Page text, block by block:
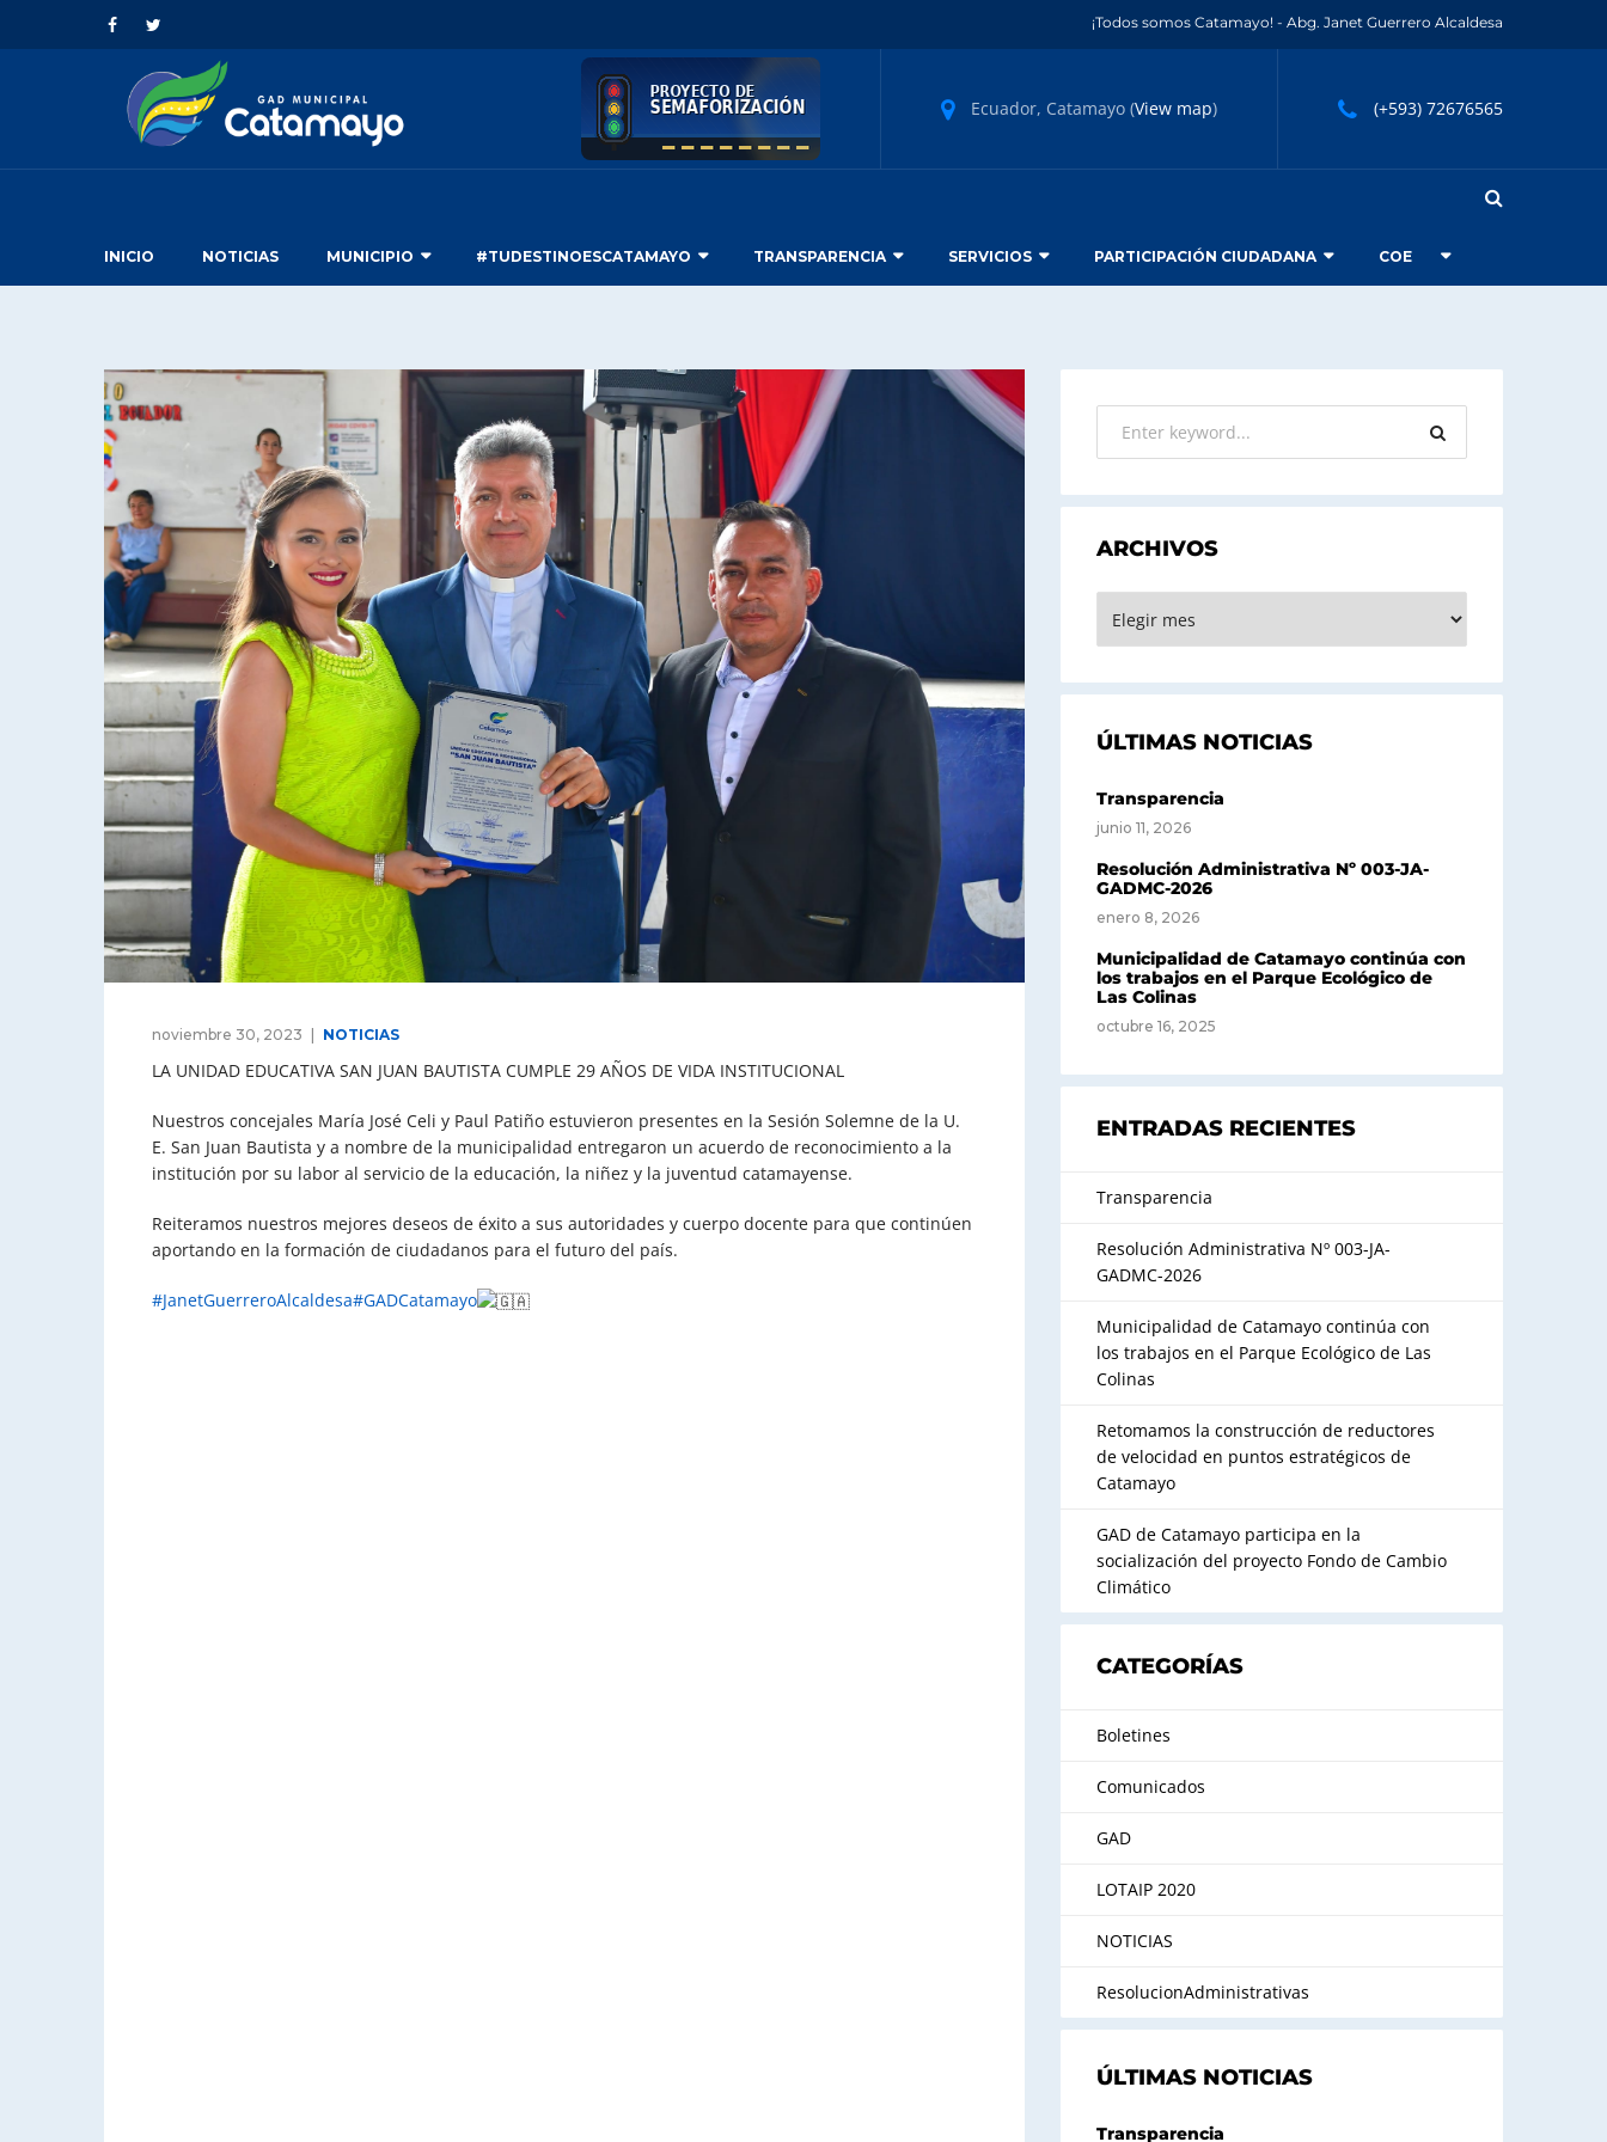
¡Todos somos Catamayo! - Abg. Janet Guerrero Alcaldesa
Ecuador, Catamayo (View map) (+593) 72676565
INICIO NOTICIAS MUNICIPIO #TUDESTINOESCATAMAYO TRANSPARENCIA SERVICIOS PARTICIPACIÓN CIUDADANA COE
noviembre 30, 2023 NOTICIAS
LA UNIDAD EDUCATIVA SAN JUAN BAUTISTA CUMPLE 29 AÑOS DE VIDA INSTITUCIONAL
Nuestros concejales María José Celi y Paul Patiño estuvieron presentes en la Sesión Solemne de la U.
E. San Juan Bautista y a nombre de la municipalidad entregaron un acuerdo de reconocimiento a la
institución por su labor al servicio de la educación, la niñez y la juventud catamayense.
Reiteramos nuestros mejores deseos de éxito a sus autoridades y cuerpo docente para que continúen
aportando en la formación de ciudadanos para el futuro del país.
#JanetGuerreroAlcaldesa#GADCatamayo
ARCHIVOS
ÚLTIMAS NOTICIAS
Transparencia
junio 11, 2026
Resolución Administrativa Nº 003-JA-
GADMC-2026
enero 8, 2026
Municipalidad de Catamayo continúa con
los trabajos en el Parque Ecológico de
Las Colinas
octubre 16, 2025
ENTRADAS RECIENTES
Transparencia
Resolución Administrativa Nº 003-JA-
GADMC-2026
Municipalidad de Catamayo continúa con
los trabajos en el Parque Ecológico de Las
Colinas
Retomamos la construcción de reductores
de velocidad en puntos estratégicos de
Catamayo
GAD de Catamayo participa en la
socialización del proyecto Fondo de Cambio
Climático
CATEGORÍAS
Boletines
Comunicados
GAD
LOTAIP 2020
NOTICIAS
ResolucionAdministrativas
ÚLTIMAS NOTICIAS
Transparencia